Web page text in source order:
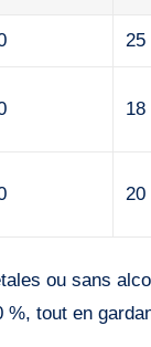
25
18
20
ou sans
%, tout en